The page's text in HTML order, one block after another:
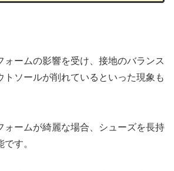
ォームの影響を受け、接地のバランス
トソールが削れているといった現象も
ォームが綺麗な場合、シューズを長持
す。